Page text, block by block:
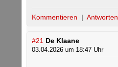
Kommentieren | Antworten
#21 De Klaane
03.04.2026 um 18:47 Uhr